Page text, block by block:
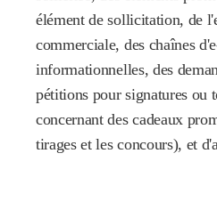
élément de sollicitation, de
commerciale, des chaînes
informationnelles, des
pétitions pour signatures ou
concernant des cadeaux
tirages et les concours), et